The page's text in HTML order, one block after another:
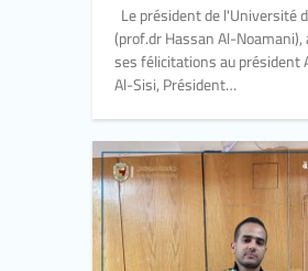
Le président de l'Université
(prof.dr Hassan Al-Noamani),
ses félicitations au président
Al-Sisi, Président…